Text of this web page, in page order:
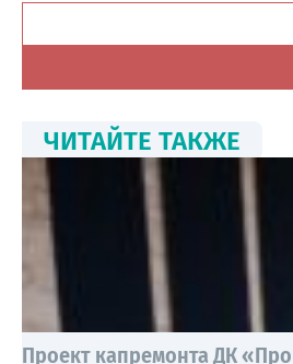
ЧИТАЙТЕ ТАКЖЕ
Проект капремонта ДК